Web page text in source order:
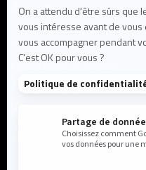
À propos
Notre mission
Leadership et équipe
Partenaires et écosystème
Nous contacter